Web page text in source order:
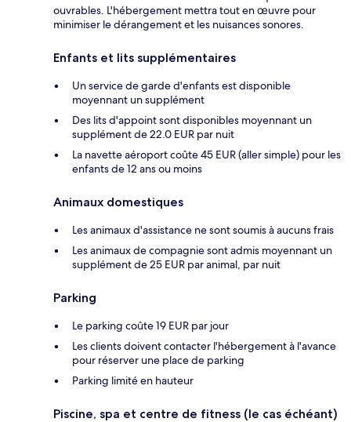
ouvrables. L'hébergement mettra tout en œuvre pour
minimiser le dérangement et les nuisances sonores.
Enfants et lits supplémentaires
Un service de garde d'enfants est disponible
moyennant un supplément
Des lits d'appoint sont disponibles moyennant un
supplément de 22.0 EUR par nuit
La navette aéroport coûte 45 EUR (aller simple) pour les
enfants de 12 ans ou moins
Animaux domestiques
Les animaux d'assistance ne sont soumis à aucuns frais
Les animaux de compagnie sont admis moyennant un
supplément de 25 EUR par animal, par nuit
Parking
Le parking coûte 19 EUR par jour
Les clients doivent contacter l'hébergement à l'avance
pour réserver une place de parking
Parking limité en hauteur
Piscine, spa et centre de fitness (le cas échéant)